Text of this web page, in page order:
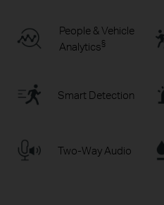
People & Vehicle
Analytics§
Smart Detection
Two-Way Audio